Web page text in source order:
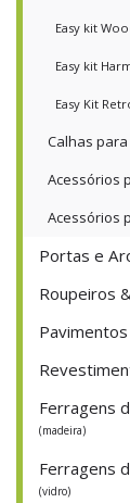
Easy kit
Easy kit
Easy Kit
Calhas
Acessórios
Acessórios
Portas e
Roupeiros
Ferragens
(madeira)
Ferragens
(vidro)